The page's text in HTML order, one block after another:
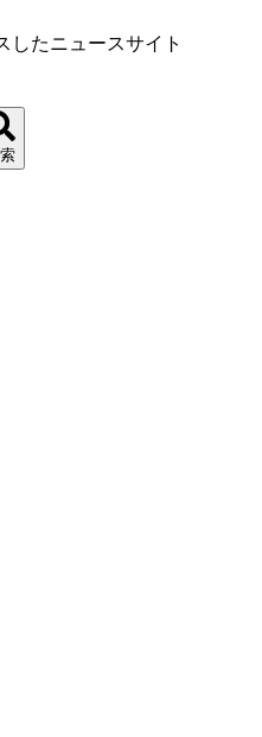
したニュースサイト